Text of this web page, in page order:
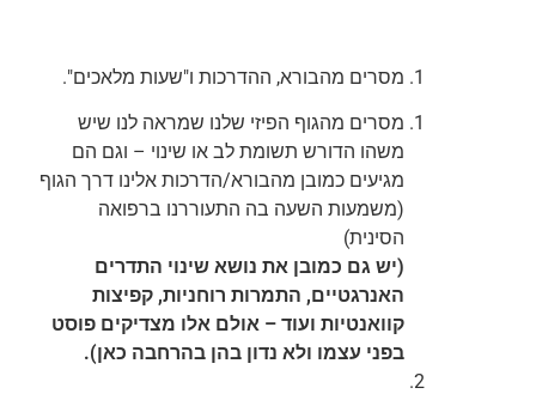
מסרים מהבורא, ההדרכות ו"שעות מלאכים".
מסרים מהגוף הפיזי שלנו שמראה לנו שיש
משהו הדורש תשומת לב או שינוי – וגם הם
מגיעים כמובן מהבורא/הדרכות אלינו דרך הגוף
(משמעות השעה בה התעוררנו ברפואה
הסינית)
(יש גם כמובן את נושא שינוי התדרים
האנרגטיים, התמרות רוחניות, קפיצות
קוואנטיות ועוד – אולם אלו מצדיקים פוסט
בפני עצמו ולא נדון בהן בהרחבה כאן).